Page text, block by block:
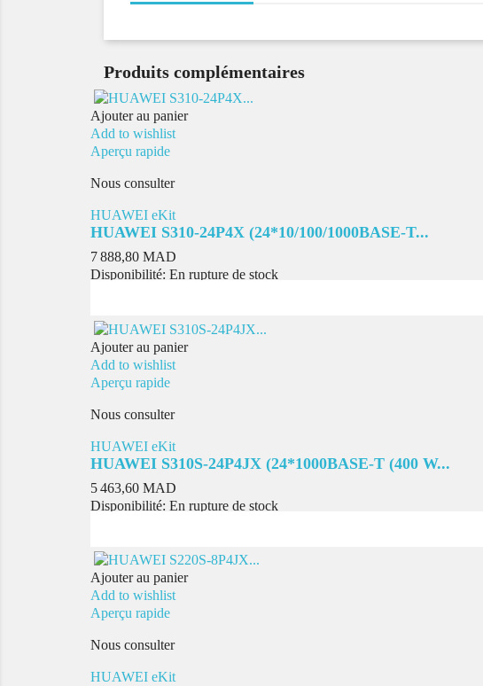
Produits complémentaires
Ajouter au panier
Add to wishlist
Aperçu rapide
Nous consulter
HUAWEI eKit
HUAWEI S310-24P4X (24*10/100/1000BASE-T...
Prix
7 888,80 MAD
Disponibilité: En rupture de stock
Ajouter au panier
Add to wishlist
Aperçu rapide
Nous consulter
HUAWEI eKit
HUAWEI S310S-24P4JX (24*1000BASE-T (400 W...
Prix
5 463,60 MAD
Disponibilité: En rupture de stock
Ajouter au panier
Add to wishlist
Aperçu rapide
Nous consulter
HUAWEI eKit